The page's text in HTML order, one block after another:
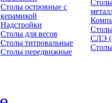
Столы островные с
керамикой
Надстройки
Столы для весов
Столы титровальные
Столы передвижные
СЛЭ